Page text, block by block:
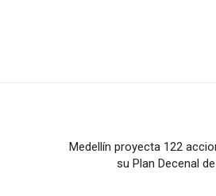
Medellín proyecta 122
su Plan Decenal